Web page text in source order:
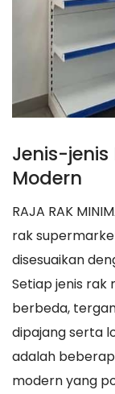
Jenis-
Modern
RAJA RAK
rak
disesuaikan
Setiap jenis rak
berbeda,
dipajang serta
adalah
modern yang